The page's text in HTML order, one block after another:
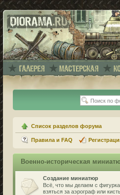
Список разделов форума
Правила и FAQ
Военно-историческая
Создание миниатюр
Всё, что мы делаем с
взяться за аэрограф или